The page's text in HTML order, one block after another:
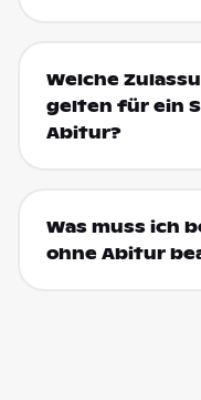
Welche
gelten für ein
Abitur?
Was muss ich
ohne Abitur